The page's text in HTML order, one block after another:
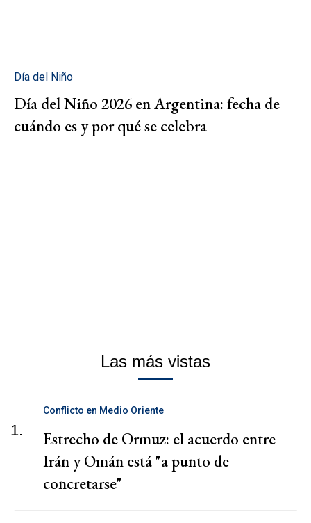
Día del Niño
Día del Niño 2026 en Argentina: fecha de
cuándo es y por qué se celebra
Las más vistas
1.
Conflicto en Medio Oriente
Estrecho de Ormuz: el acuerdo entre
Irán y Omán está "a punto de
concretarse"